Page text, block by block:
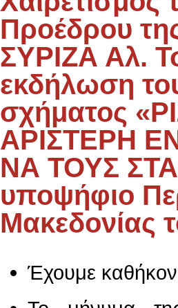
Προέδρου
ΣΥΡΙΖΑ Αλ.
εκδήλωση
σχήματος
ΑΡΙΣΤΕΡΗ
ΝΑ ΤΟΥΣ
υποψήφιο
Μακεδονίας
Έχουμε